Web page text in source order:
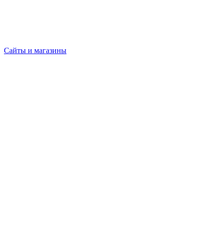
Сайты и магазины